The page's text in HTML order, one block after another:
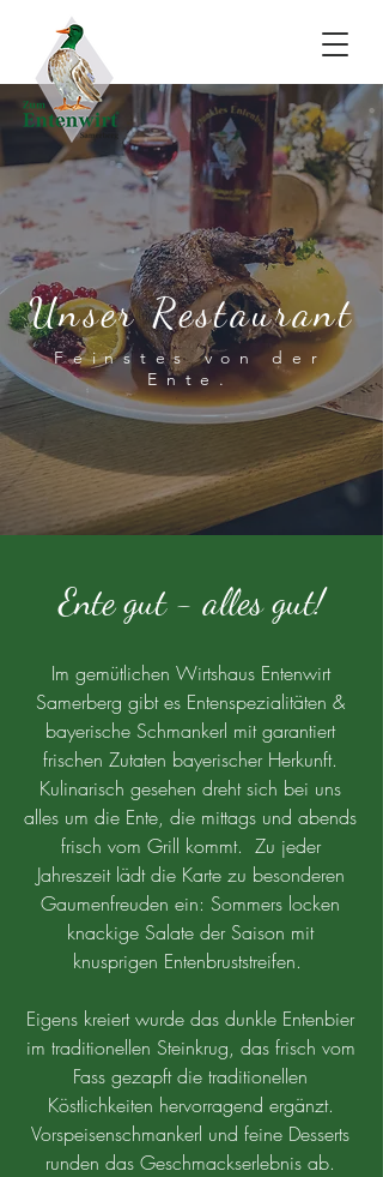
Unser Restaurant
Feinstes von der
Ente.
Ente gut - alles gut!
Im gemütlichen Wirtshaus Entenwirt
Samerberg gibt es Entenspezialitäten &
bayerische Schmankerl mit garantiert
frischen Zutaten bayerischer Herkunft.
Kulinarisch gesehen dreht sich bei uns
alles um die Ente, die mittags und abends
frisch vom Grill kommt. Zu jeder
Jahreszeit lädt die Karte zu besonderen
Gaumenfreuden ein: Sommers locken
knackige Salate der Saison mit
knusprigen Entenbruststreifen.
Eigens kreiert wurde das dunkle Entenbier
im traditionellen Steinkrug, das frisch vom
Fass gezapft die traditionellen
Köstlichkeiten hervorragend ergänzt.
Vorspeisenschmankerl und feine Desserts
runden das Geschmackserlebnis ab.